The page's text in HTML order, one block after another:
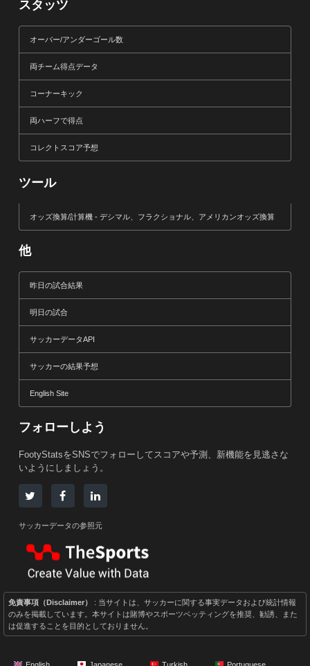
スタッツ
オーバー/アンダーゴール数
両チーム得点データ
コーナーキック
両ハーフで得点
コレクトスコア予想
ツール
オッズ換算/計算機 - デシマル、フラクショナル、アメリカンオッズ換算
他
昨日の試合結果
明日の試合
サッカーデータAPI
サッカーの結果予想
English Site
フォローしよう
FootyStatsをSNSでフォローしてスコアや予測、新機能を見逃さな
いようにしましょう。
サッカーデータの参照元
免責事項（Disclaimer）
: 当サイトは、サッカーに関する事実データおよび統計情報
のみを掲載しています。本サイトは賭博やスポーツベッティングを推奨、勧誘、また
は促進することを目的としておりません。